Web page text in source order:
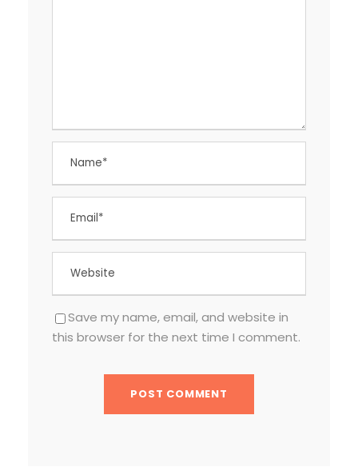
Save my name, email, and website in
this browser for the next time I comment.